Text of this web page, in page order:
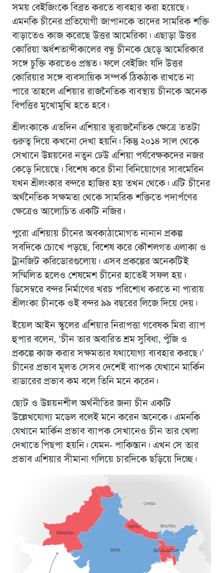
সময় বেইজিংকে বিব্রত করতে ব্যবহার করা হয়েছে।
এমনকি চীনের প্রতিযোগী জাপানকে তাদের সামরিক শক্তি
বাড়াতেও কাজ করেছে উত্তর আমেরিকা। এছাড়া উত্তর
কোরিয়া অর্ধশতাব্দীকালের বন্ধু চীনকে ছেড়ে আমেরিকার
সঙ্গে চুক্তি করতেও প্রস্তুত। ফলে বেইজিং যদি উত্তর
কোরিয়ার সঙ্গে ব্যবসায়িক সম্পর্ক ঠিকঠাক রাখতে না
পারে তাহলে এশিয়ার রাজনৈতিক ব্যবস্থায় চীনকে অনেক
বিপত্তির মুখোমুখি হতে হবে।
শ্রীলংকাকে এতদিন এশিয়ার ভূরাজনৈতিক ক্ষেত্রে ততটা
গুরুত্ব দিয়ে কখনো দেখা হয়নি। কিন্তু ২০১৪ সাল থেকে
সেখানে উন্নয়নের নতুন ঢেউ এশিয়া পর্যবেক্ষকদের নজর
কেড়ে নিয়েছে। বিশেষ করে চীনা বিনিয়োগের সাবমেরিন
যখন শ্রীলংকার বন্দরে হাজির হয় তখন থেকে। এটি চীনের
অর্থনৈতিক সক্ষমতা থেকে সামরিক শক্তিতে পদার্পণের
ক্ষেত্রেও আলোচিত একটি নজির।
পুরো এশিয়ায় চীনের অবকাঠামোগত নানান প্রকল্প
সবদিকে চোখে পড়ছে, বিশেষ করে কৌশলগত এলাকা ও
ট্রানজিট করিডোরগুলোয়। এসব প্রকল্পের অনেকটিই
সম্মিলিত হলেও শেষমেশ চীনের হাতেই সফল হয়।
ডিসেম্বরে বন্দর নির্মাণের খরচ পরিশোধ করতে না পারায়
শ্রীলংকা চীনকে ওই বন্দর ৯৯ বছরের লিজে দিয়ে দেয়।
ইয়েল আইন স্কুলের এশিয়ার নিরাপত্তা গবেষক মিরা র‍্যাপ
হুপার বলেন, ‘চীন তার অবারিত শ্রম সুবিধা, পুঁজি ও
প্রকল্পে কাজ করার সক্ষমতার যথাযোগ্য ব্যবহার করছে।’
চীনের প্রভাব মূলত সেসব দেশেই ব্যাপক যেখানে মার্কিন
রাডারের প্রভাব কম বলে তিনি মনে করেন।
ছোট ও উন্নয়নশীল অর্থনীতির জন্য চীন একটি
উল্লেখযোগ্য মডেল বলেই মনে করেন অনেকে। এমনকি
যেখানে মার্কিন প্রভাব ব্যাপক সেখানেও চীন তার খেলা
দেখাতে পিছপা হয়নি। যেমন- পাকিস্তান। এখন সে তার
প্রভাব এশিয়ার সীমানা গলিয়ে চারদিকে ছড়িয়ে দিচ্ছে।